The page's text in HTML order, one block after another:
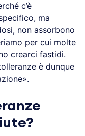
c’è
ma
non assorbono
per cui molte
crearci fastidi.
è dunque